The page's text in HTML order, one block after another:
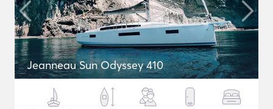
Jeanneau Sun Odyssey 410